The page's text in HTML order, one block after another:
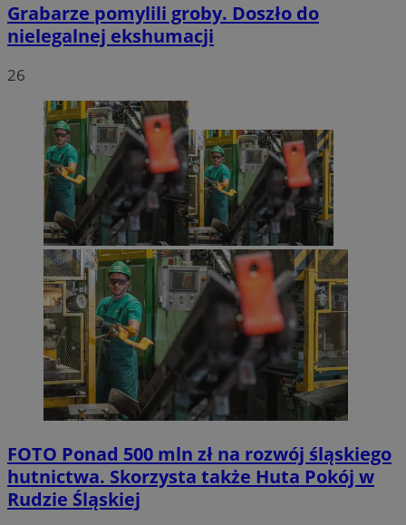
Grabarze pomylili groby. Doszło do
nielegalnej ekshumacji
26
FOTO Ponad 500 mln zł na rozwój śląskiego
hutnictwa. Skorzysta także Huta Pokój w
Rudzie Śląskiej